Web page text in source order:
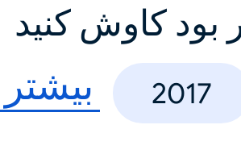
بود کاوش کنید
2017 بیشتر